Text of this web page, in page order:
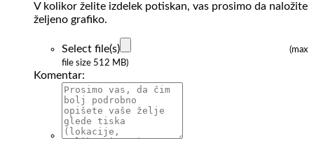
V kolikor želite izdelek potiskan, vas prosimo da naložite
željeno grafiko.
Select file(s)
(max
file size 512 MB)
Komentar: